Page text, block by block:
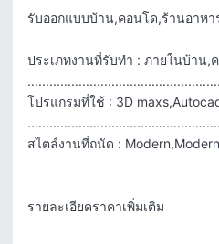
รับออกแบบบ้าน,คอนโด,ร้านอาหา
ประเภทงานที่รับทำ : ภายในบ้าน,
โปรแกรมที่ใช้ : 3D
สไตล์งานที่ถนัด :
รายละเอียดราคาเพิ่มเติม